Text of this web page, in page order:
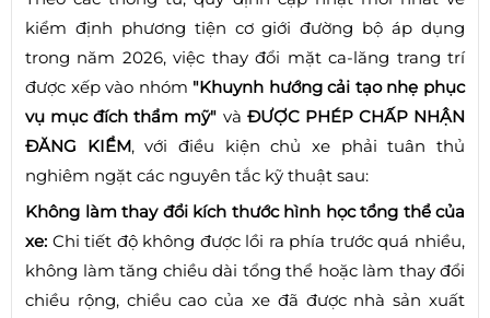
kiểm định phương tiện cơ giới đường bộ áp dụng
trong năm 2026, việc thay đổi mặt ca-lăng trang trí
được xếp vào nhóm "Khuynh hướng cải tạo nhẹ phục
vụ mục đích thẩm mỹ" và ĐƯỢC PHÉP CHẤP NHẬN
ĐĂNG KIỂM, với điều kiện chủ xe phải tuân thủ
nghiêm ngặt các nguyên tắc kỹ thuật sau:
Không làm thay đổi kích thước hình học tổng thể của
xe: Chi tiết độ không được lồi ra phía trước quá nhiều,
không làm tăng chiều dài tổng thể hoặc làm thay đổi
chiều rộng, chiều cao của xe đã được nhà sản xuất